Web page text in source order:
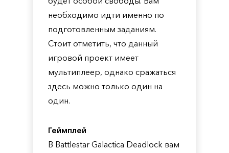
необходимо идти именно по
подготовленным заданиям.
Стоит отметить, что данный
игровой проект имеет
мультиплеер, однако сражаться
здесь можно только один на
один.
Геймплей
В Battlestar Galactica Deadlock вам